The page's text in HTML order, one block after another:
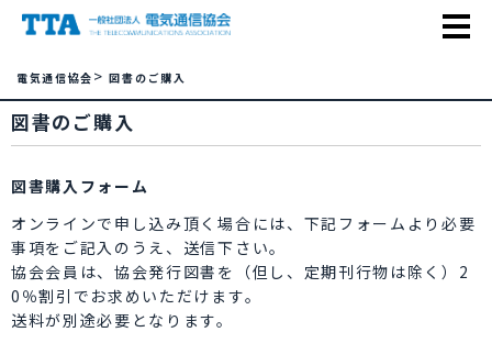
電気通信協会 > 図書のご購入
図書のご購入
図書購入フォーム
オンラインで申し込み頂く場合には、下記フォームより必要
事項をご記入のうえ、送信下さい。
協会会員は、協会発行図書を（但し、定期刊行物は除く）2
0％割引でお求めいただけます。
送料が別途必要となります。